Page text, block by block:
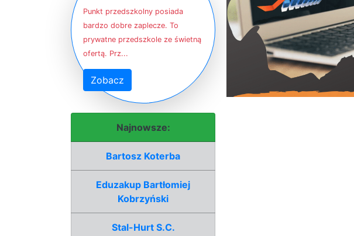
Punkt przedszkolny posiada
bardzo dobre zaplecze. To
prywatne przedszkole ze świetną
ofertą. Prz...
Zobacz
Najnowsze:
Bartosz Koterba
Eduzakup Bartłomiej
Kobrzyński
Stal-Hurt S.C.